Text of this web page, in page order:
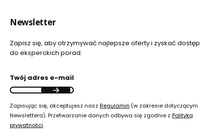
Newsletter
Zapisz się, aby otrzymywać najlepsze oferty i zyskać dostęp
do eksperckich porad.
Twój adres e-mail
Zapisując się, akceptujesz nasz Regulamin (w zakresie dotyczącym
Newslettera). Przetwarzanie danych odbywa się zgodnie z Polityką
prywatności.